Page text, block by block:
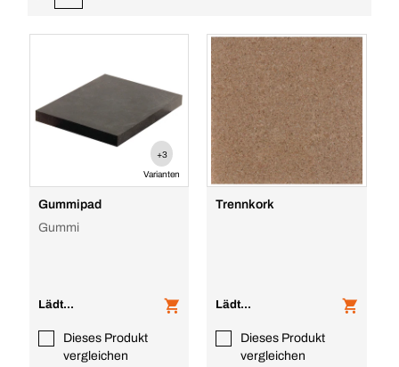
+3
Varianten
Gummipad
Gummi
Lädt...
Dieses Produkt
vergleichen
Trennkork
Lädt...
Dieses Produkt
vergleichen